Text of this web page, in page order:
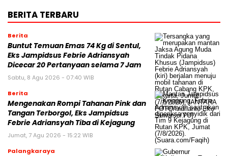
BERITA TERBARU
Berita
Buntut Temuan Emas 74 Kg di Sentul,
Eks Jampidsus Febrie Adriansyah
Dicecar 20 Pertanyaan selama 7 Jam
Sabtu, 8 Agu 2026 - 07:40 WIB
Berita
Mengenakan Rompi Tahanan Pink dan
Tangan Terborgol, Eks Jampidsus
Febrie Adriansyah Tiba di Kejagung
Jumat, 7 Agu 2026 - 15:22 WIB
Palangkaraya